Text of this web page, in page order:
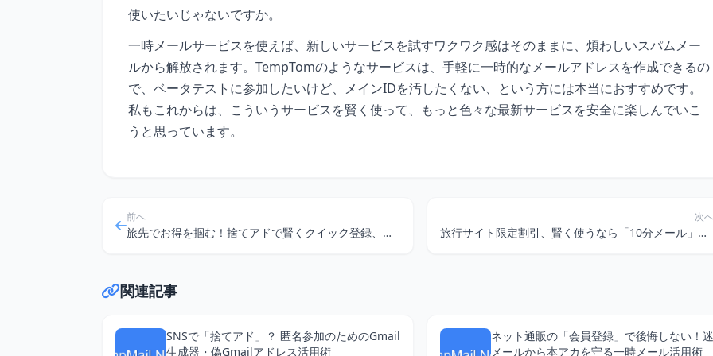
使いたいじゃないですか。
一時メールサービスを使えば、新しいサービスを試すワクワク感はそのままに、煩わしいスパムメー
ルから解放されます。TempTomのようなサービスは、手軽に一時的なメールアドレスを作成できるの
で、ベータテストに参加したいけど、メインIDを汚したくない、という方には本当におすすめです。
私もこれからは、こういうサービスを賢く使って、もっと色々な最新サービスを安全に楽しんでいこ
うと思っています。
前へ
旅先でお得を掴む！捨てアドで賢くクイック登録、デジタルプライバシーも守る裏技
次へ
旅行サイト限定割引、賢く使うなら「10分メール」で臨時インボックス！ 匿名でスパム対策も万全
関連記事
SNSで「捨てアド」？ 匿名参加のためのGmail
生成器・偽Gmailアドレス活用術
ネット通販の「会員登録」で後悔しない！
メールから本アカを守る一時メール活用術